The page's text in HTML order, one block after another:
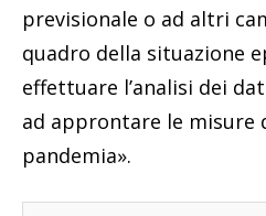
previsionale o ad altri
quadro della situazione
effettuare l’analisi dei
ad approntare le misure
pandemia».